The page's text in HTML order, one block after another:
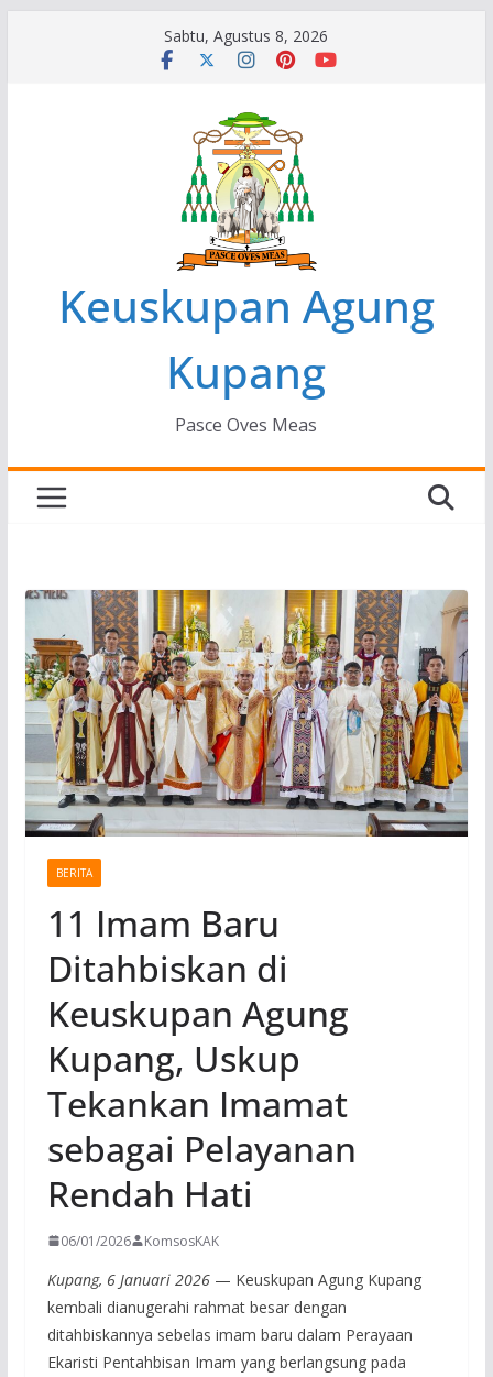
Sabtu, Agustus 8, 2026
Keuskupan Agung
Kupang
Pasce Oves Meas
BERITA
11 Imam Baru
Ditahbiskan di
Keuskupan Agung
Kupang, Uskup
Tekankan Imamat
sebagai Pelayanan
Rendah Hati
06/01/2026 KomsosKAK
Kupang, 6 Januari 2026— Keuskupan Agung Kupang
kembali dianugerahi rahmat besar dengan
ditahbiskannya sebelas imam baru dalam Perayaan
Ekaristi Pentahbisan Imam yang berlangsung pada